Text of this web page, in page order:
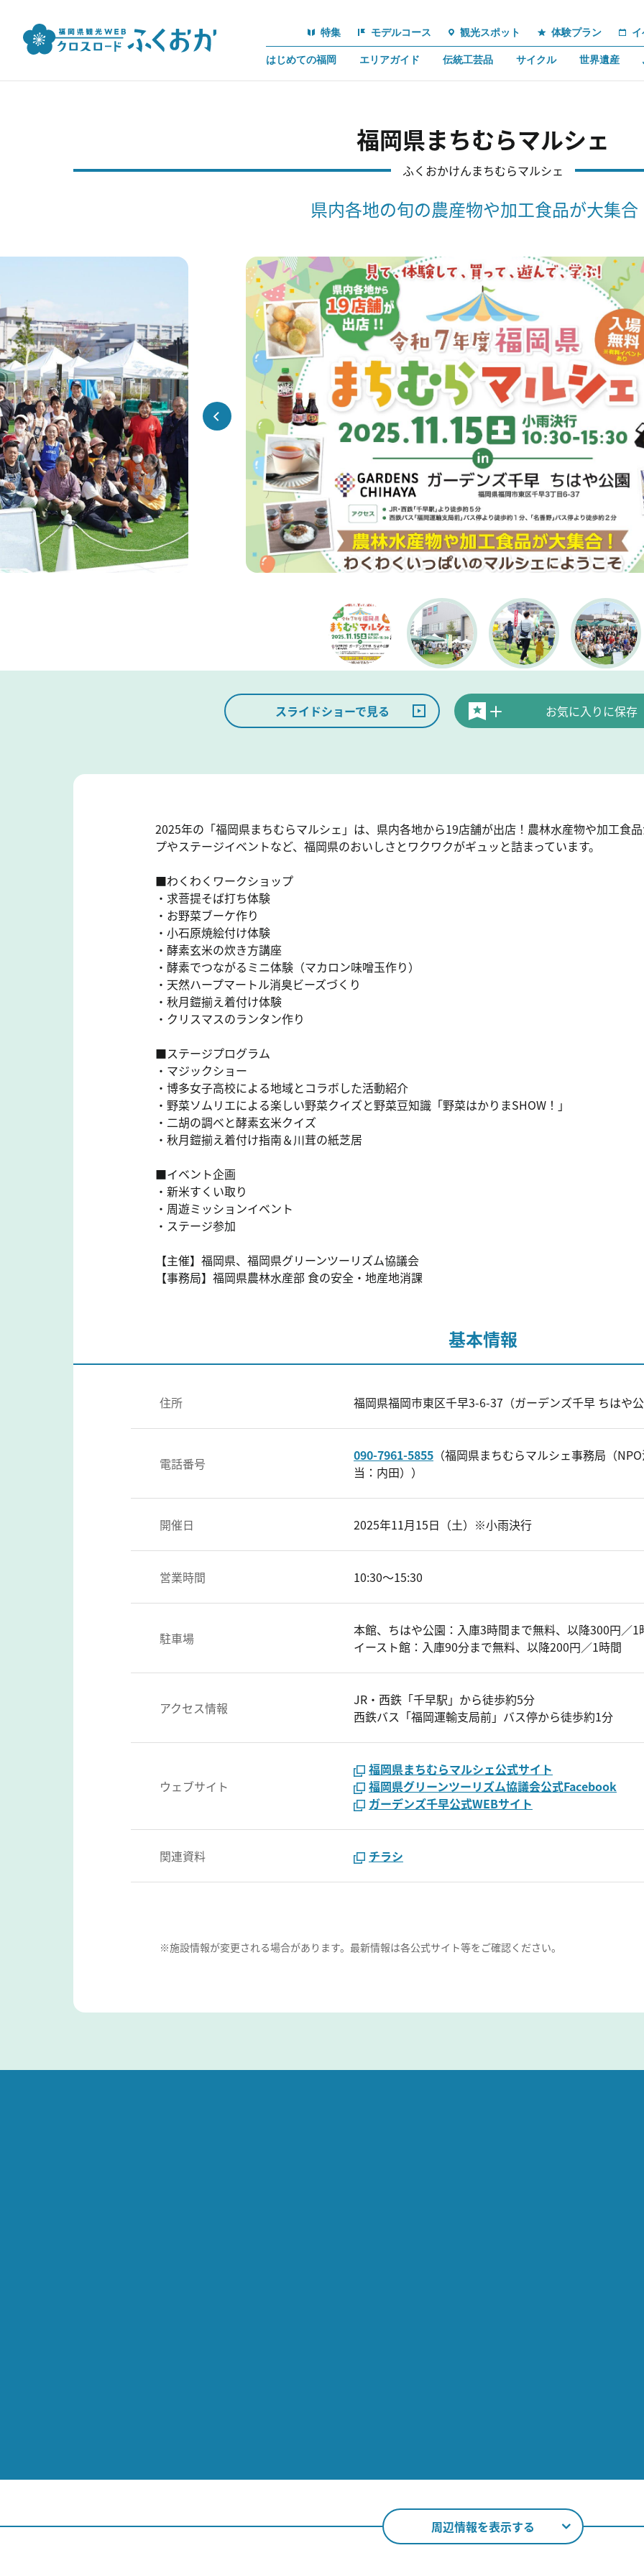
特集 モデルコース 観光スポット 体験プラン
はじめての福岡 エリアガイド 伝統工芸品 サイクル 世界遺産
福岡県まちむらマルシェ
ふくおかけんまちむらマルシェ
県内各地の旬の農産物や加工食品が大集合
スライドショーで見る お気に入りに保存
2025年の「福岡県まちむらマルシェ」は、県内各地から19店舗が出店！農林水産物や加工食
プやステージイベントなど、福岡県のおいしさとワクワクがギュッと詰まっています。
■わくわくワークショップ
・求菩提そば打ち体験
・お野菜ブーケ作り
・小石原焼絵付け体験
・酵素玄米の炊き方講座
・酵素でつながるミニ体験（マカロン味噌玉作り）
・天然ハープマートル消臭ビーズづくり
・秋月鎧揃え着付け体験
・クリスマスのランタン作り
■ステージプログラム
・マジックショー
・博多女子高校による地域とコラボした活動紹介
・野菜ソムリエによる楽しい野菜クイズと野菜豆知識「野菜はかりまSHOW！」
・二胡の調べと酵素玄米クイズ
・秋月鎧揃え着付け指南＆川茸の紙芝居
■イベント企画
・新米すくい取り
・周遊ミッションイベント
・ステージ参加
【主催】福岡県、福岡県グリーンツーリズム協議会
【事務局】福岡県農林水産部 食の安全・地産地消課
基本情報
住所 福岡県福岡市東区千早3-6-37（ガーデンズ千早 ちはや
電話番号 090-7961-5855 （福岡県まちむらマルシェ事務局（
当：内田））
開催日 2025年11月15日（土）※小雨決行
営業時間 10:30～15:30
駐車場
本館、ちはや公園：入庫3時間まで無料、以降300円／1
イースト館：入庫90分まで無料、以降200円／1時間
アクセス情報
JR・西鉄「千早駅」から徒歩約5分
西鉄バス「福岡運輸支局前」バス停から徒歩約1分
ウェブサイト
福岡県まちむらマルシェ公式サイト
福岡県グリーンツーリズム協議会公式Facebook
ガーデンズ千早公式WEBサイト
関連資料 チラシ
※施設情報が変更される場合があります。最新情報は各公式サイト等をご確認ください。
周辺情報を表示する